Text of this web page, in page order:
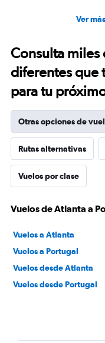
Ver
Consulta
diferentes que
para tu
Otras opciones de
Rutas alternativas
Vuelos por clase
Vuelos de Atlanta a
Vuelos a Atlanta
Vuelos a Portugal
Vuelos desde Atlanta
Vuelos desde Portugal